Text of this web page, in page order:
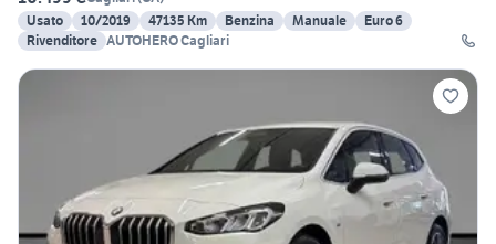
Usato
10/2019 47135 Km Benzina Manuale
Euro 6
Rivenditore AUTOHERO Cagliari